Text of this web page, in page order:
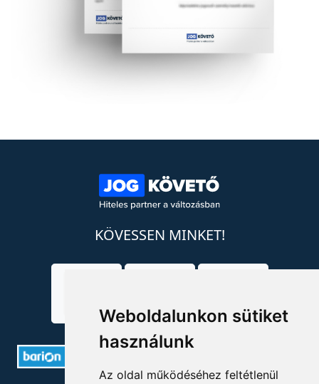
Weboldalunkon sütiket
használunk
Az oldal működéséhez feltétlenül
KÖVESSEN MINKET!